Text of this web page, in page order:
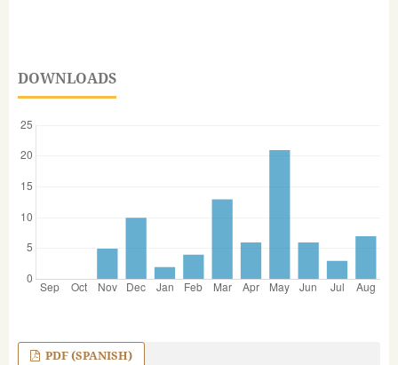
DOWNLOADS
PDF (SPANISH)